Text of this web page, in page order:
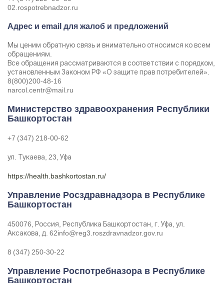
02.rospotrebnadzor.ru
Адрес и email для жалоб и предложений
Мы ценим обратную связь и внимательно относимся ко всем
обращениям.
Все обращения рассматриваются в соответствии с порядком,
установленным Законом РФ «О защите прав потребителей».
8(800)200-48-16
narcol.centr@mail.ru
Министерство здравоохранения Республики
Башкортостан
+7 (347) 218-00-62
ул. Тукаева, 23, Уфа
https://health.bashkortostan.ru/
Управление Росздравнадзора в Республике
Башкортостан
450076, Россия, Республика Башкортостан, г. Уфа, ул.
Аксакова, д. 62info@reg3.roszdravnadzor.gov.ru
8 (347) 250-30-22
Управление Роспотребназора в Республике
Башкортостан